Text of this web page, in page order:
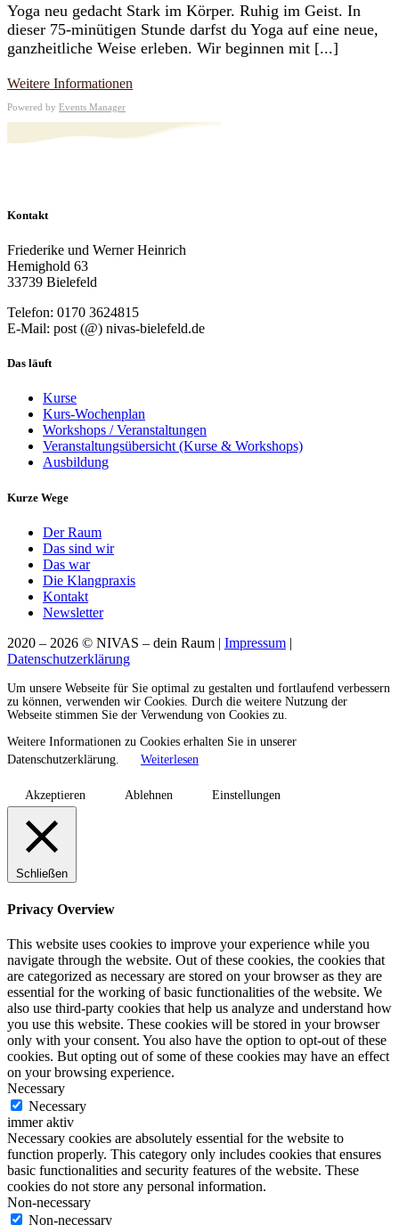
Yoga neu gedacht Stark im Körper. Ruhig im Geist. In
dieser 75-minütigen Stunde darfst du Yoga auf eine neue,
ganzheitliche Weise erleben. Wir beginnen mit [...]
Weitere Informationen
Powered by Events Manager
Kontakt
Friederike und Werner Heinrich
Hemighold 63
33739 Bielefeld
Telefon: 0170 3624815
E-Mail: post (@) nivas-bielefeld.de
Das läuft
Kurse
Kurs-Wochenplan
Workshops / Veranstaltungen
Veranstaltungsübersicht (Kurse & Workshops)
Ausbildung
Kurze Wege
Der Raum
Das sind wir
Das war
Die Klangpraxis
Kontakt
Newsletter
2020 – 2026 © NIVAS – dein Raum | Impressum |
Datenschutzerklärung
Um unsere Webseite für Sie optimal zu gestalten und fortlaufend verbessern
zu können, verwenden wir Cookies. Durch die weitere Nutzung der
Webseite stimmen Sie der Verwendung von Cookies zu.
Weitere Informationen zu Cookies erhalten Sie in unserer
Datenschutzerklärung.
Weiterlesen
Akzeptieren Ablehnen Einstellungen
Schließen
Privacy Overview
This website uses cookies to improve your experience while you
navigate through the website. Out of these cookies, the cookies that
are categorized as necessary are stored on your browser as they are
essential for the working of basic functionalities of the website. We
also use third-party cookies that help us analyze and understand how
you use this website. These cookies will be stored in your browser
only with your consent. You also have the option to opt-out of these
cookies. But opting out of some of these cookies may have an effect
on your browsing experience.
Necessary
Necessary
immer aktiv
Necessary cookies are absolutely essential for the website to
function properly. This category only includes cookies that ensures
basic functionalities and security features of the website. These
cookies do not store any personal information.
Non-necessary
Non-necessary